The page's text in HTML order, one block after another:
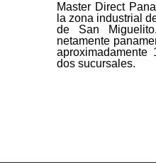
Master Direct
la zona industrial
de San
netamente
aproximadamente
dos sucursales.